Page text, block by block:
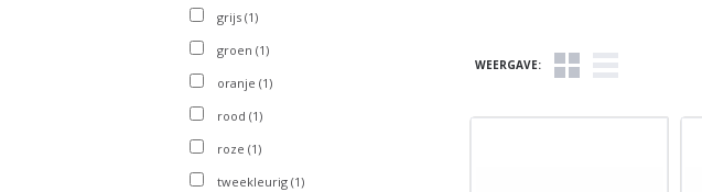
grijs (1)
groen (1)
oranje (1)
rood (1)
roze (1)
tweekleurig (1)
WEERGAVE: